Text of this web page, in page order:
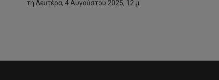
τη Δευτέρα, 4 Αυγούστου 2025, 12 μ.